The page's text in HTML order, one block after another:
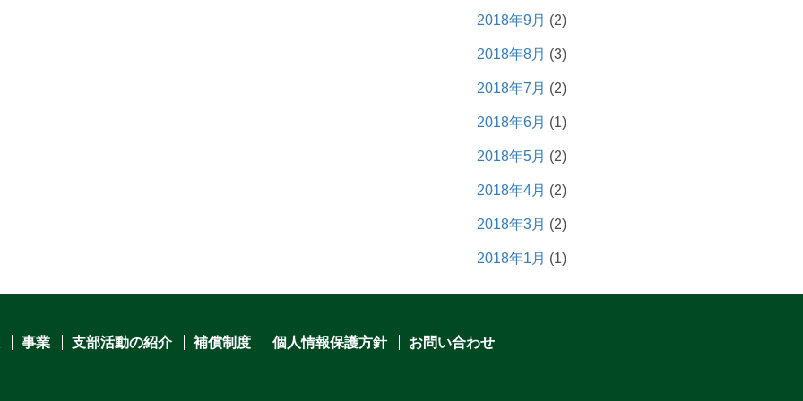
2018年9月 (2)
2018年8月 (3)
2018年7月 (2)
2018年6月 (1)
2018年5月 (2)
2018年4月 (2)
2018年3月 (2)
2018年1月 (1)
事業 支部活動の紹介 補償制度 個人情報保護方針 お問い合わせ